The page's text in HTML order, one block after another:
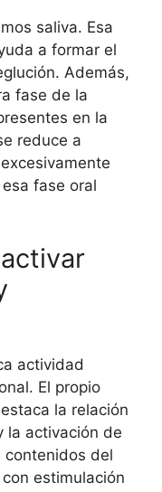
saliva. Esa
a formar el
Además,
fase de la
en la
reduce a
fase oral
actividad
El propio
la relación
la activación de
contenidos del
estimulación